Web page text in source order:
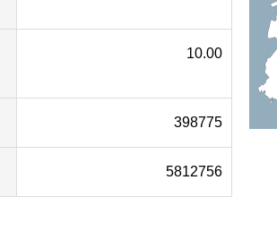
10.00
398775
5812756